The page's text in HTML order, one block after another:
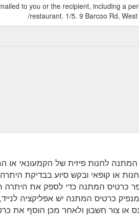
to you or the recipient, including a
restaurant. 1/5. 9 Barcoo Rd,
לחנות פיזית של הקמעונאי או
או קופאי ובקש סיוע בבדיקת
כרטיס המתנה כדי לספק את היתרה
כרטיס המתנה יש אפליקציה
או צור חשבון ולאחר מכן הוסף את